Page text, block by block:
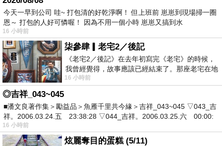
今天一早到公司 哇~ 打包清的好乾淨啊！ 但上班前 崽崽到現場掃一圈
恩～ 打包的人好可憐喔！ 因為不用一個小時 崽崽又搞到水
16 小時前
柒參肆▎老宅2／後記
《老宅2／後記》在去年初寫完《老宅》的時候，
我曾經覺得，故事應該已經結束了。那座老宅在地
震中倒塌，七個人終於離開那片黑暗，
16 小時前
◎吉祥_043~045
■潘文良著作集＞勵益品＞魚雁千里共今緣＞吉祥_043~045 ▽043_吉
祥。2006.03.24.五 23:38:28 ▽044_吉祥。2006.03.25.六 00:00:
16 小時前
炫麗奪目的蛋糕 (5/11)